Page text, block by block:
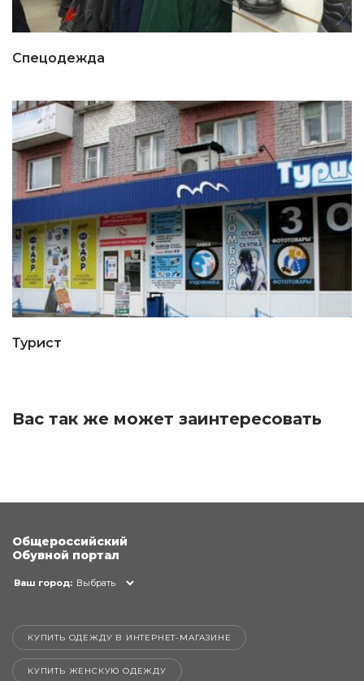
Спецодежда
Турист
Вас так же может заинтересовать
Общероссийский
Обувной портал
Ваш город: Выбрать
КУПИТЬ ОДЕЖДУ В ИНТЕРНЕТ-МАГАЗИНЕ
КУПИТЬ ЖЕНСКУЮ ОДЕЖДУ